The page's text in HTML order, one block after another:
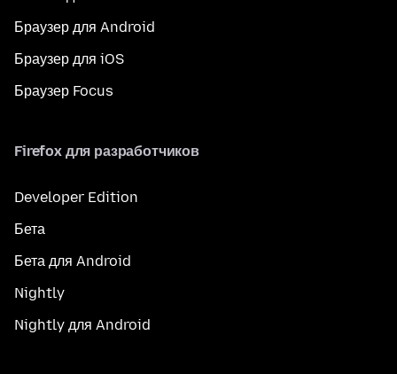
Браузер для Android
Браузер для iOS
Браузер Focus
Firefox для разработчиков
Developer Edition
Бета
Бета для Android
Nightly
Nightly для Android